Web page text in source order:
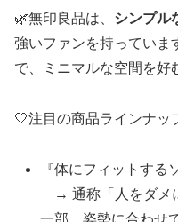
🌿無印良品は、 シンプル
強いファンを持っていま
で、ミニマルな空間を好
🤍注目の商品ラインナッ
『体にフィットする
→ 通称「人をダメ
一部。姿勢に合わせ